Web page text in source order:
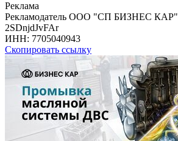
Реклама
Рекламодатель ООО "СП БИЗНЕС КАР"
2SDnjdJvFAr
ИНН: 7705040943
Скопировать ссылку